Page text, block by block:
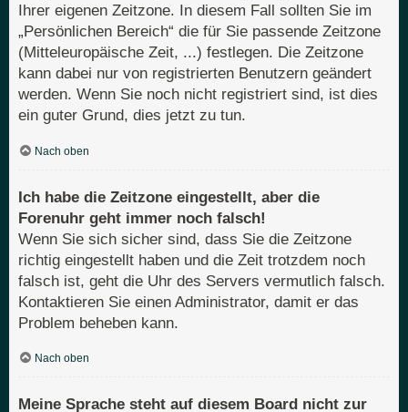
Ihrer eigenen Zeitzone. In diesem Fall sollten Sie im
„Persönlichen Bereich“ die für Sie passende Zeitzone
(Mitteleuropäische Zeit, ...) festlegen. Die Zeitzone
kann dabei nur von registrierten Benutzern geändert
werden. Wenn Sie noch nicht registriert sind, ist dies
ein guter Grund, dies jetzt zu tun.
Nach oben
Ich habe die Zeitzone eingestellt, aber die
Forenuhr geht immer noch falsch!
Wenn Sie sich sicher sind, dass Sie die Zeitzone
richtig eingestellt haben und die Zeit trotzdem noch
falsch ist, geht die Uhr des Servers vermutlich falsch.
Kontaktieren Sie einen Administrator, damit er das
Problem beheben kann.
Nach oben
Meine Sprache steht auf diesem Board nicht zur